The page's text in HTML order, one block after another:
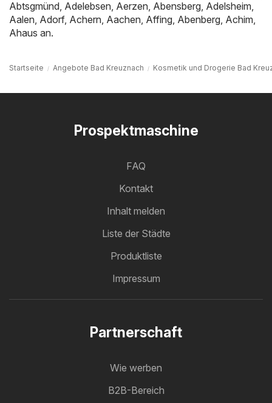
Abtsgmünd Adelebsen Aerzen Abensberg Adelsheim
Aalen Adorf, Achern Aachen Affing Abenberg Achim
Ahaus an.
Startseite Angebote Bad Kreuznach Kosmetik und Drogerie Bad
Prospektmaschine
FAQ
Kontakt
Inhalt melden
Liste der Städte
Produktliste
Impressum
Partnerschaft
Wie werben
B2B-Bereich